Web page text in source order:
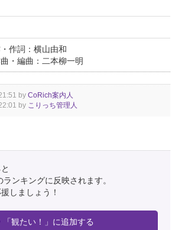
作詞：横山由和
・編曲：二本柳一明
by CoRich案内人
by こりっち管理人
ンキングに反映されます。
しましょう！
「観たい！」に追加する